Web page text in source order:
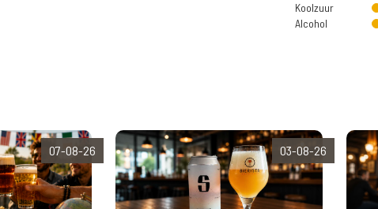
Koolzuur
Alcohol
07-08-26 03-08-26